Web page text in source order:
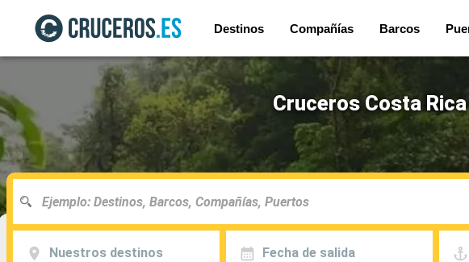
Destinos Compañías Barcos
Cruceros Costa
Nuestros destinos Fecha de salida